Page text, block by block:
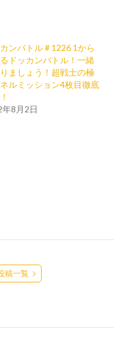
カンバトル # 1226 1から
ドッカンバトル！一緒
ましょう！超戦士の極
ルミッション4枚目徹底
年8月2日
稿一覧